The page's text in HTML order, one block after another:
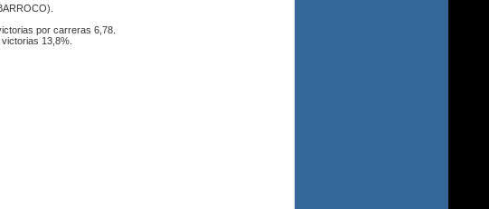
por carreras 6,78.
13,8%.